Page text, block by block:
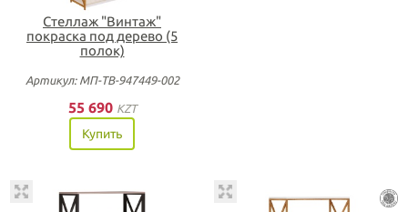
Стеллаж "Винтаж"
покраска под дерево (5
полок)
Артикул: МП-ТВ-947449-002
55 690 KZT
Купить